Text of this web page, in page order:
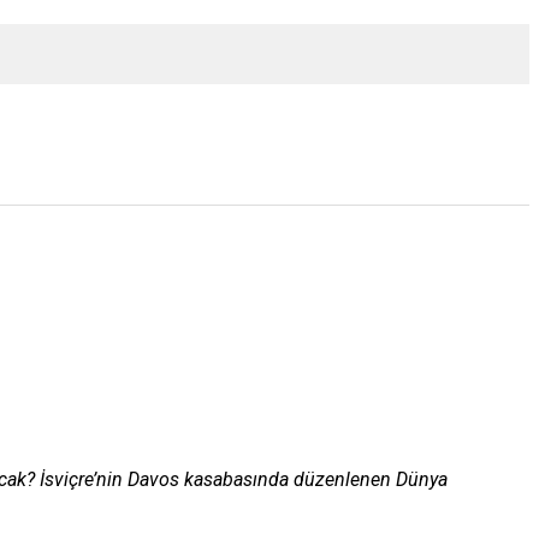
İsviçre’nin Davos kasabasında düzenlenen Dünya